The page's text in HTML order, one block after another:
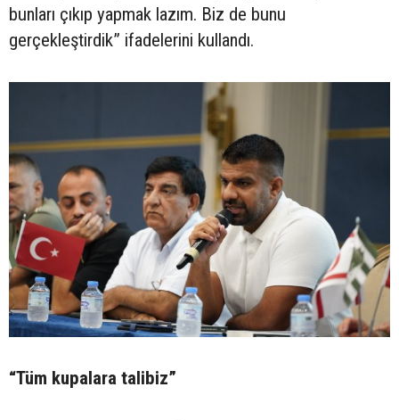
bunları çıkıp yapmak lazım. Biz de bunu
gerçekleştirdik” ifadelerini kullandı.
“Tüm kupalara talibiz”